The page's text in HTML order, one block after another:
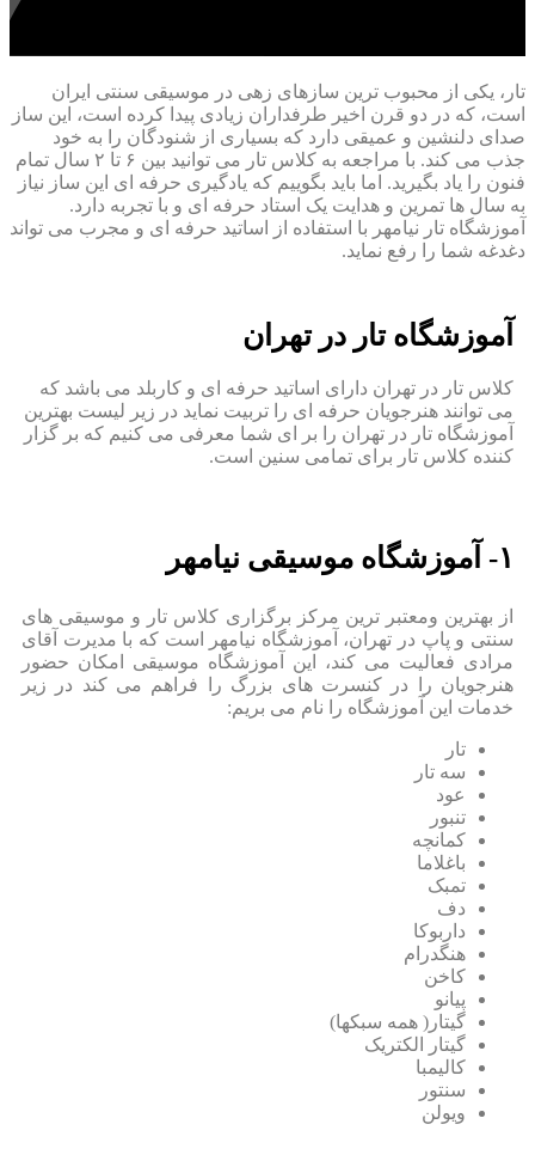
تار، یکی از محبوب ترین سازهای زهی در موسیقی سنتی ایران
است، که در دو قرن اخیر طرفداران زیادی پیدا کرده است، این ساز
صدای دلنشین و عمیقی دارد که بسیاری از شنودگان را به خود
جذب می کند. با مراجعه به کلاس تار می توانید بین ۶ تا ۲ سال تمام
فنون را یاد بگیرید. اما باید بگوییم که یادگیری حرفه ای این ساز نیاز
به سال ها تمرین و هدایت یک استاد حرفه ای و با تجربه دارد.
آموزشگاه تار نیامهر با استفاده از اساتید حرفه ای و مجرب می تواند
دغدغه شما را رفع نماید.
آموزشگاه تار در تهران
کلاس تار در تهران دارای اساتید حرفه ای و کاربلد می باشد که
می توانند هنرجویان حرفه ای را تربیت نماید در زیر لیست بهترین
آموزشگاه تار در تهران را بر ای شما معرفی می کنیم که بر گزار
کننده کلاس تار برای تمامی سنین است.
۱- آموزشگاه موسیقی نیامهر
از بهترین ومعتبر ترین مرکز برگزاری کلاس تار و موسیقی های
سنتی و پاپ در تهران، آموزشگاه نیامهر است که با مدیرت آقای
مرادی فعالیت می کند، این آموزشگاه موسیقی امکان حضور
هنرجویان را در کنسرت های بزرگ را فراهم می کند در زیر
خدمات این آموزشگاه را نام می بریم:
تار
سه تار
عود
تنبور
کمانچه
باغلاما
تمبک
دف
داربوکا
هنگدرام
کاخن
پیانو
گیتار( همه سبکها)
گیتار الکتریک
کالیمبا
سنتور
ویولن